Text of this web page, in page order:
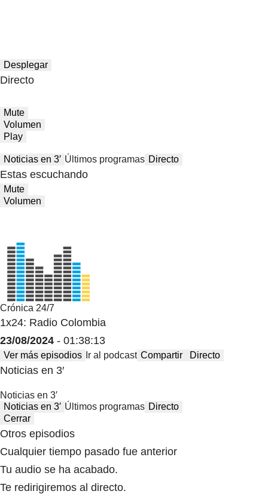
Desplegar
Directo
Mute
Volumen
Play
Noticias en 3′ Últimos programas Directo
Estas escuchando
Mute
Volumen
Crónica 24/7
1x24: Radio Colombia
23/08/2024 - 01:38:13
Ver más episodios Ir al podcast Compartir Directo
Noticias en 3′
Noticias en 3′
Noticias en 3′ Últimos programas Directo
Cerrar
Otros episodios
Cualquier tiempo pasado fue anterior
Tu audio se ha acabado.
Te redirigiremos al directo.